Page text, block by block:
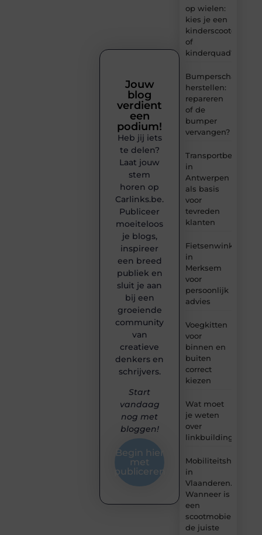
op wielen:
kies je een
kinderscooter
of
kinderquad?
Bumperschade
herstellen:
repareren
of de
bumper
vervangen?
Transportbedrijf
in
Antwerpen
als basis
voor
tevreden
klanten
Fietsenwinkel
in
Merksem
voor
persoonlijk
advies
Voegkitten
voor
binnen en
buiten
correct
kiezen
Wat moet
je weten
over
linkbuilding?
in
Vlaanderen.
Wanneer is
een
scootmobiel
de juiste
Jouw
blog
verdient
een
podium!
Heb jij iets
te delen?
Laat jouw
stem
horen op
Carlinks.be.
Publiceer
moeiteloos
je blogs,
inspireer
een breed
publiek en
sluit je aan
bij een
groeiende
community
van
creatieve
denkers en
schrijvers.
Start
vandaag
nog met
bloggen!
Begin hier
met
publiceren